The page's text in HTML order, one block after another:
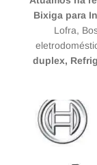
Bixiga para
Lofra,
duplex,